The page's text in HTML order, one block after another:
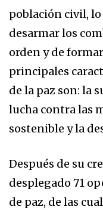
población civil, lo
desarmar los
orden y de
principales
de la paz son: la
lucha contra las
sostenible y la
Después de su
desplegado 71
de paz, de las